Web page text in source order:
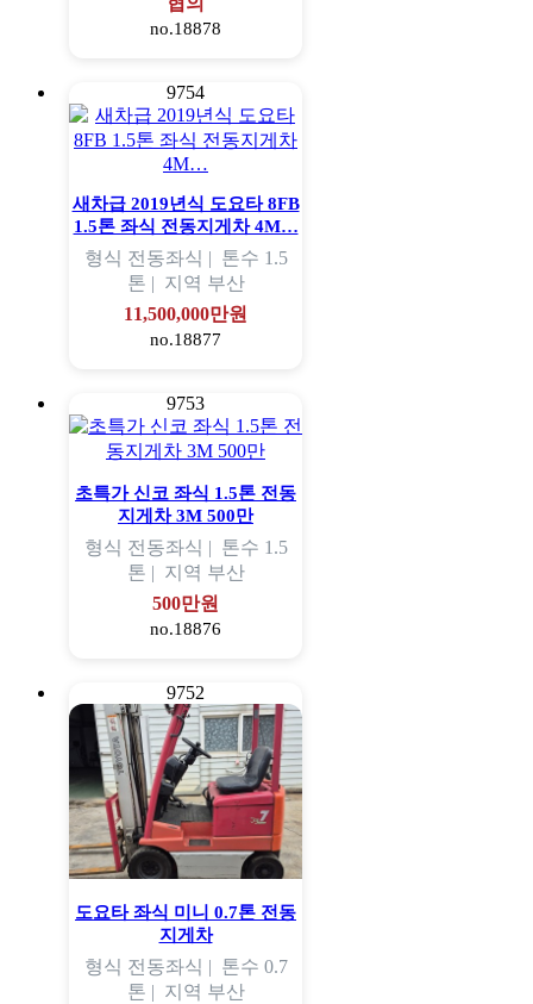
no.18878
9754
새차급 2019년식 도요타 8FB
1.5톤 좌식 전동지게차 4M…
형식 전동좌식 | 톤수 1.5
톤 | 지역 부산
11,500,000만원
no.18877
9753
초특가 신코 좌식 1.5톤 전동
지게차 3M 500만
형식 전동좌식 | 톤수 1.5
톤 | 지역 부산
500만원
no.18876
9752
도요타 좌식 미니 0.7톤 전동
지게차
형식 전동좌식 | 톤수 0.7
톤 | 지역 부산